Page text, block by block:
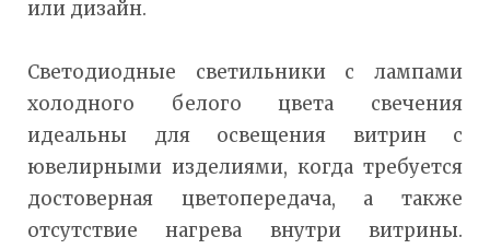
или дизайн.
Светодиодные светильники с лампами
холодного белого цвета свечения
идеальны для освещения витрин с
ювелирными изделиями, когда требуется
достоверная цветопередача, а также
отсутствие нагрева внутри витрины.